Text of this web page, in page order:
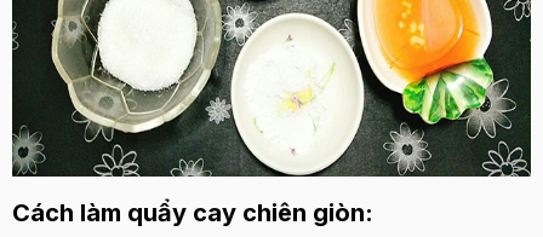
Cách làm quẩy cay chiên giòn: